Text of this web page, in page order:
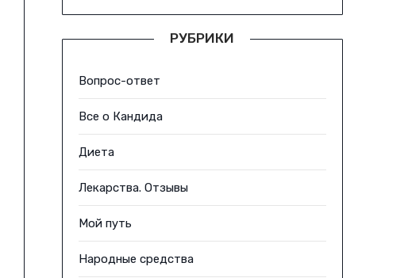
РУБРИКИ
Вопрос-ответ
Все о Кандида
Диета
Лекарства. Отзывы
Мой путь
Народные средства